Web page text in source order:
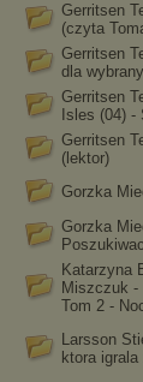
Gerritsen
(czyta
Gerritsen
dla
Gerritsen
Isles (04) -
Gerritsen
(lektor)
Gorzka
Gorzka
Katarzyna
Miszczuk -
Tom 2 -
Larsson
ktora